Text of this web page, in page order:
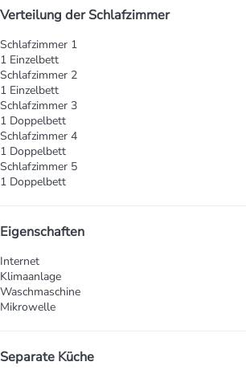
Verteilung der Schlafzimmer
Schlafzimmer 1
1 Einzelbett
Schlafzimmer 2
1 Einzelbett
Schlafzimmer 3
1 Doppelbett
Schlafzimmer 4
1 Doppelbett
Schlafzimmer 5
1 Doppelbett
Eigenschaften
Internet
Klimaanlage
Waschmaschine
Mikrowelle
Separate Küche